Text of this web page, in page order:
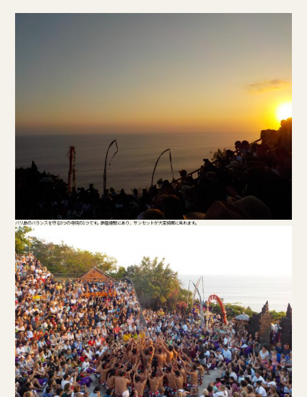
バリ島のバランスを守る9つの寺院の1つです。断崖絶壁にあり、サンセットが大変綺麗に見れます。